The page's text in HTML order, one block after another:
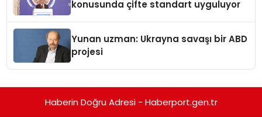
konusunda çifte standart uyguluyor
Yunan uzman: Ukrayna savaşı bir ABD
projesi
Haberin Doğru Adresi - Haberport.gen.tr